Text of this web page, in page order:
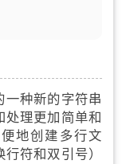
种新的字符串
处理更加简单和
地创建多行文
符和双引号）